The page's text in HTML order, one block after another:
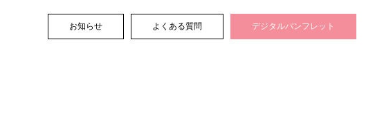
お知らせ よくある質問 デジタルパンフレット